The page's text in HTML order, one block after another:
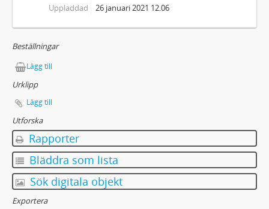
Uppladdad
26 januari 2021 12.06
Beställningar
Lägg till
Urklipp
Lägg till
Utforska
Rapporter
Bläddra som lista
Sök digitala objekt
Exportera